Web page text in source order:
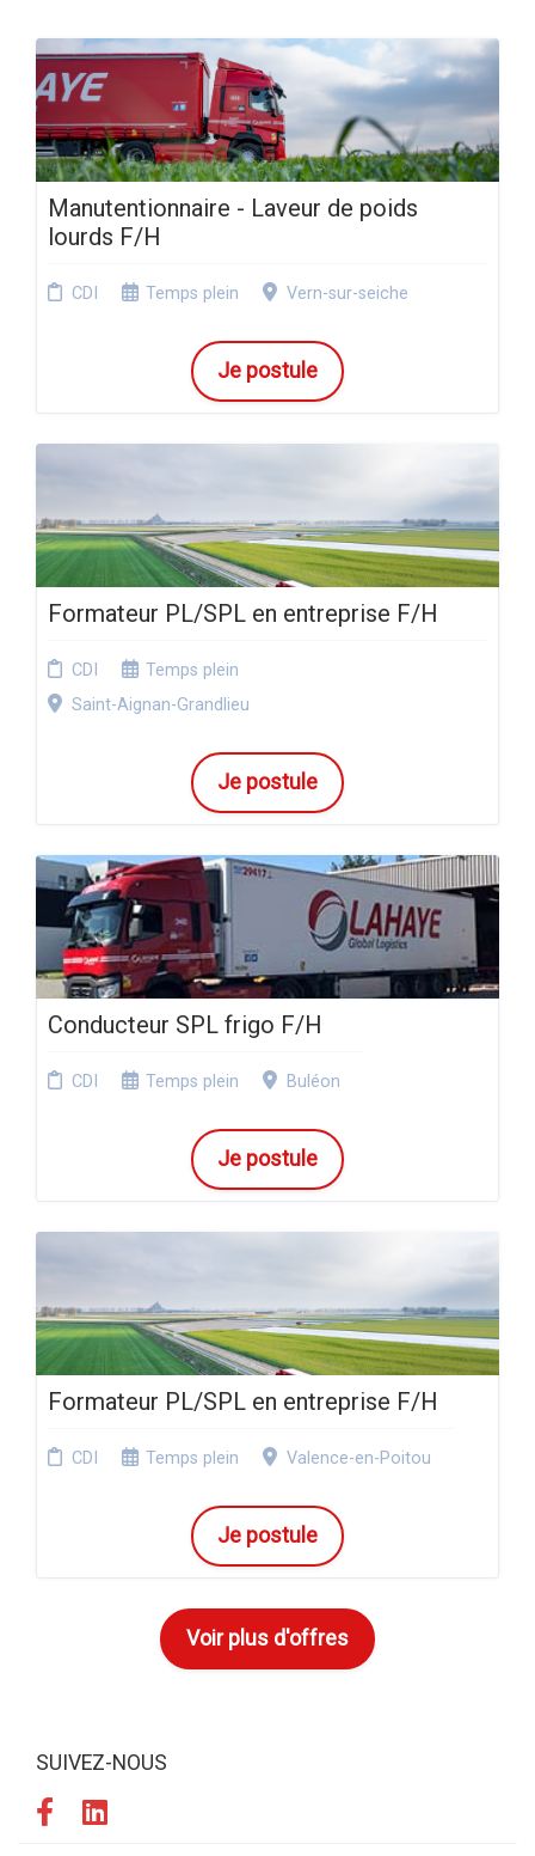
Manutentionnaire - Laveur de poids
lourds F/H
CDI Temps plein Vern-sur-seiche
Je postule
Formateur PL/SPL en entreprise F/H
CDI
Temps plein
Saint-Aignan-Grandlieu
Je postule
Conducteur SPL frigo F/H
CDI Temps plein Buléon
Je postule
Formateur PL/SPL en entreprise F/H
CDI Temps plein Valence-en-Poitou
Je postule
Voir plus d'offres
SUIVEZ-NOUS